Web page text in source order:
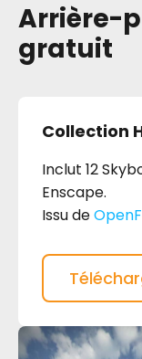
Arrière-
gratuit
Collection
Inclut 12
Enscape.
Issu de